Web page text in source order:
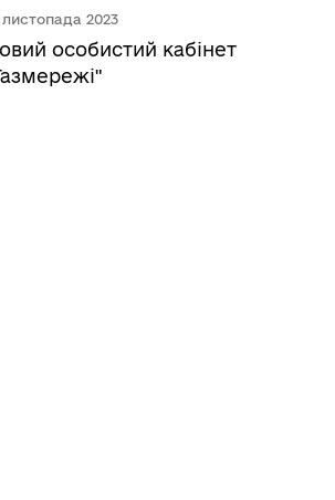
листопада 2023
особистий кабінет